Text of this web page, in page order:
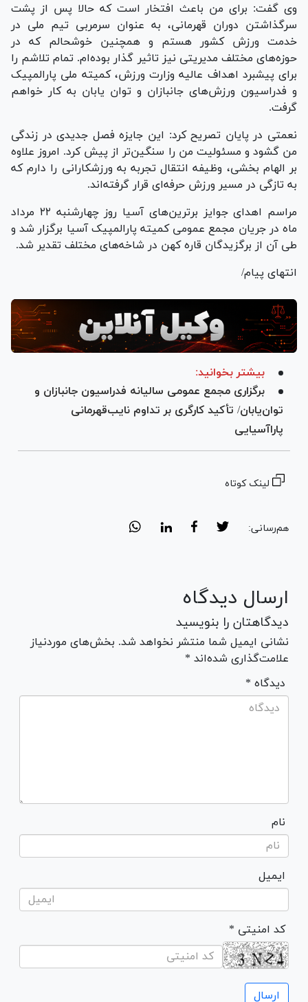
وی گفت: برای من باعث افتخار است که حالا پس از پشت
سرگذاشتن دوران قهرمانی، به عنوان سرمربی تیم ملی در
خدمت ورزش کشور هستم و همچنین خوشحالم که در
حوزه‌های مختلف مدیریتی نیز تاثیر گذار بوده‌ام. تمام تلاشم را
برای پیشبرد اهداف عالیه وزارت ورزش، کمیته ملی پارالمپیک
و فدراسیون ورزش‌های جانبازان و توان یابان به کار خواهم
گرفت.
نعمتی در پایان تصریح کرد: این جایزه فصل جدیدی در زندگی
من گشود و مسئولیت من را سنگین‌تر از پیش کرد. امروز علاوه
بر الهام بخشی، وظیفه انتقال تجربه به ورزشکارانی را دارم که
به تازگی در مسیر ورزش حرفه‌ای قرار گرفته‌اند.
مراسم اهدای جوایز برترین‌های آسیا روز چهارشنبه ۲۲ مرداد
ماه در جریان مجمع عمومی کمیته پارالمپیک آسیا برگزار شد و
طی آن از برگزیدگان قاره کهن در شاخه‌های مختلف تقدیر شد.
انتهای پیام/
بیشتر بخوانید:
برگزاری مجمع عمومی سالیانه فدراسیون جانبازان و
توان‌یابان/ تأکید کارگری بر تداوم نایب‌قهرمانی
پاراآسیایی
لینک کوتاه
هم‌رسانی:
ارسال دیدگاه
دیدگاهتان را بنویسید
نشانی ایمیل شما منتشر نخواهد شد. بخش‌های موردنیاز
علامت‌گذاری شده‌اند *
* دیدگاه
نام
ایمیل
* کد امنیتی